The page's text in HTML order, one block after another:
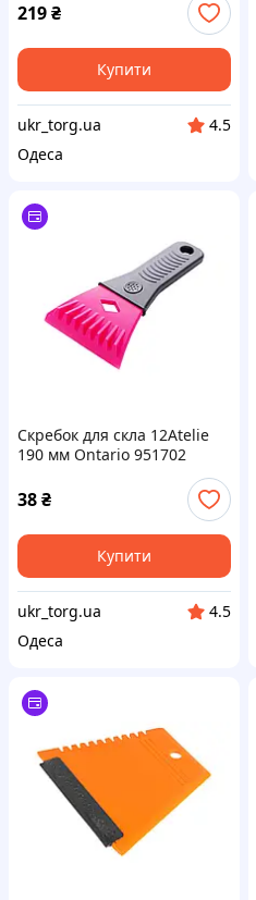
219₴
Купити
ukr_torg.ua
4.5
Одеса
Скребок для скла 12Atelie
190 мм Ontario 951702
38₴
Купити
ukr_torg.ua
4.5
Одеса